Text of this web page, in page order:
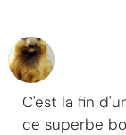
C'est la fin
ce superbe